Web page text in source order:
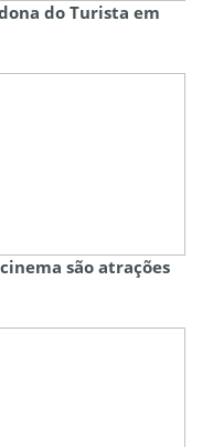
do Turista em
são atrações